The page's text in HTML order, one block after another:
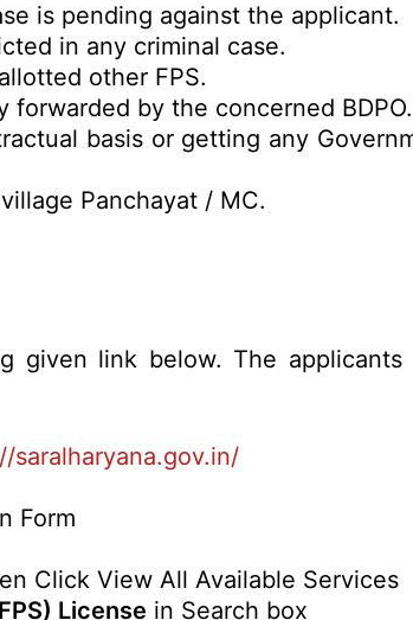
is pending against the applicant.
in any criminal case.
other FPS.
forwarded by the concerned
basis or getting any
Panchayat / MC.
given link below. The
saralharyana.gov.in/
Form
Click View All Available Services
License in Search box